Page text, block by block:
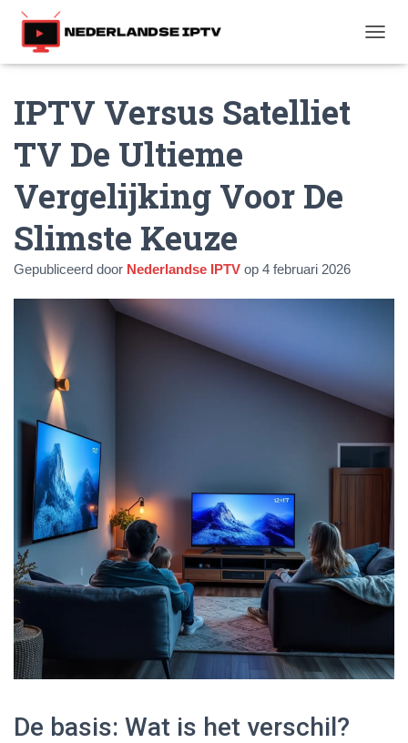
O
IPTV Versus Satelliet
TV De Ultieme
Vergelijking Voor De
Slimste Keuze
Gepubliceerd door Nederlandse IPTV op 4 februari 2026
De basis: Wat is het verschil?